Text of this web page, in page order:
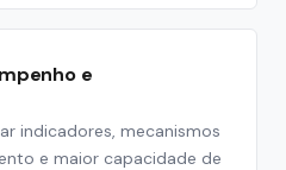
e
indicadores, mecanismos
e maior capacidade de